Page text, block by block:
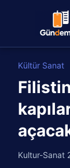
Kültür Sanat
Kultur-Sanat